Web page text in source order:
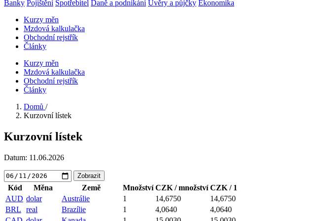
Banky Pojištění Spotřebitel Daně a podnikání Úvěry a půjčky Ekonomika
Kurzy měn
Mzdová kalkulačka
Obchodní rejstřík
Články
Kurzy měn
Mzdová kalkulačka
Obchodní rejstřík
Články
Domů /
Kurzovní lístek
Kurzovní lístek
Datum: 11.06.2026
Zobrazit
Kód Měna Země Množství CZK / množství CZK / 1
AUD dolar Austrálie 1 14,6750
14,6750
BRL
real Brazílie 1 4,0640
4,0640